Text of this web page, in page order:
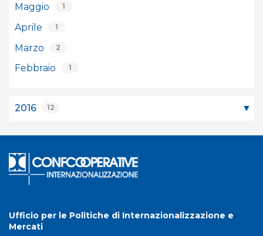
Maggio 1
Aprile 1
Marzo 2
Febbraio 1
2016 12
Ufficio per le Politiche di Internazionalizzazione e
Mercati